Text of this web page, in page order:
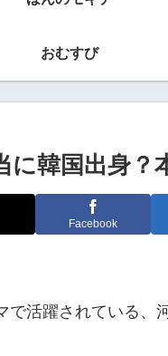
おむすび
に韓国出身？
Facebook
で活躍されている、